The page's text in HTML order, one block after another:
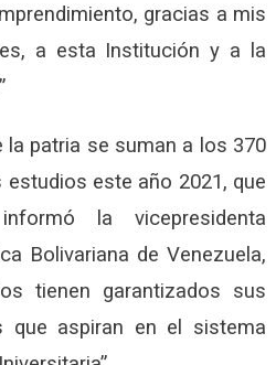
gracias a mis
a esta Institución y a la
la patria se suman a los 370
este año 2021, que
la vicepresidenta
Bolivariana de Venezuela,
tienen garantizados sus
que aspiran en el sistema